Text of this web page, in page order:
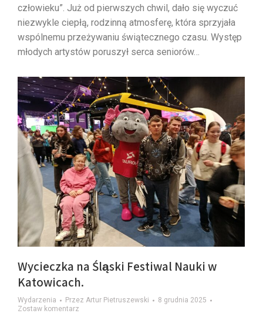
człowieku”. Już od pierwszych chwil, dało się wyczuć
niezwykle ciepłą, rodzinną atmosferę, która sprzyjała
wspólnemu przeżywaniu świątecznego czasu. Występ
młodych artystów poruszył serca seniorów…
Wycieczka na Śląski Festiwal Nauki w
Katowicach.
Wydarzenia Przez Artur Pietruszewski
8 grudnia 2025
Zostaw komentarz